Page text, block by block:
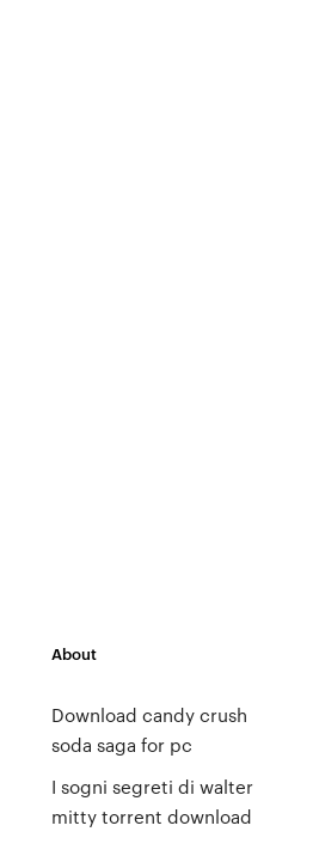
About
Download candy crush
soda saga for pc
I sogni segreti di walter
mitty torrent download